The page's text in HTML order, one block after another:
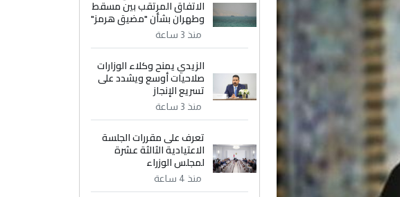
الاتفاق المرتقب بين مسقط
وطهران بشأن "مضيق هرمز"
منذ 3 ساعة
الزيدي يمنح وكلاء الوزارات
صلاحيات أوسع ويشدد على
تسريع الإنجاز
منذ 3 ساعة
تعرف على مقررات الجلسة
الاعتيادية الثالثة عشرة
لمجلس الوزراء
منذ 4 ساعة